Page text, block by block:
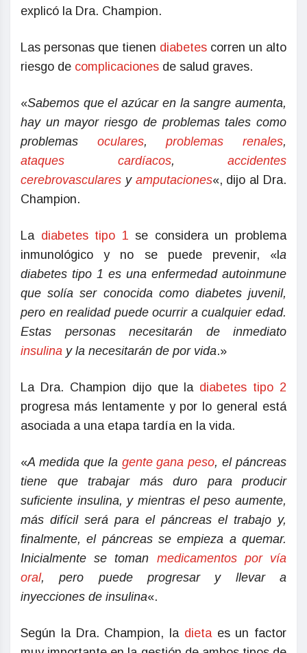
explicó la Dra. Champion.
Las personas que tienen diabetes corren un alto
riesgo de complicaciones de salud graves.
«Sabemos que el azúcar en la sangre aumenta,
hay un mayor riesgo de problemas tales como
problemas oculares,problemas renales,
ataques cardíacos, accidentes
cerebrovasculares y amputaciones«, dijo al Dra.
Champion.
La diabetes tipo 1 se considera un problema
inmunológico y no se puede prevenir, «l a
diabetes tipo 1 es una enfermedad autoinmune
que solía ser conocida como diabetes juvenil,
pero en realidad puede ocurrir a cualquier edad.
Estas personas necesitarán de inmediato
insulina y la necesitarán de por vida.»
La Dra. Champion dijo que la diabetes tipo 2
progresa más lentamente y por lo general está
asociada a una etapa tardía en la vida.
«A medida que la gente gana peso, el páncreas
tiene que trabajar más duro para producir
suficiente insulina, y mientras el peso aumente,
más difícil será para el páncreas el trabajo y,
finalmente, el páncreas se empieza a quemar.
Inicialmente se toman medicamentos por vía
oral, pero puede progresar y llevar a
inyecciones de insulina«.
Según la Dra. Champion, la dietaes un factor